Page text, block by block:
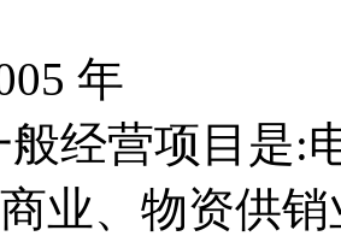
年
般经营项目是:
业、物资供